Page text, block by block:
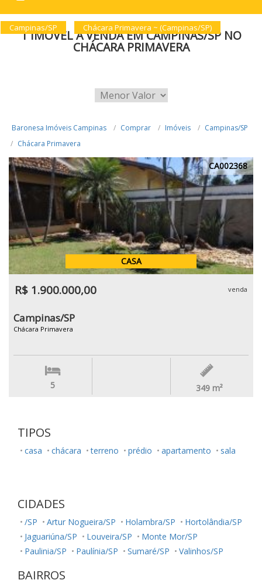
Campinas/SP Chácara Primavera ~ (Campinas/SP)
1 IMÓVEL À VENDA EM CAMPINAS/SP NO
CHÁCARA PRIMAVERA
Baronesa Imóveis Campinas Comprar Imóveis
Campinas/SP
Chácara Primavera
CA002368
CASA
R$ 1.900.000,00 venda
Campinas/SP
Chácara Primavera
5 349 m²
TIPOS
casa chácara terreno prédio apartamento sala
CIDADES
/SP Artur Nogueira/SP Holambra/SP
Hortolândia/SP
Jaguariúna/SP
Louveira/SP
Monte Mor/SP
Paulinia/SP
Paulínia/SP Sumaré/SP Valinhos/SP
BAIRROS